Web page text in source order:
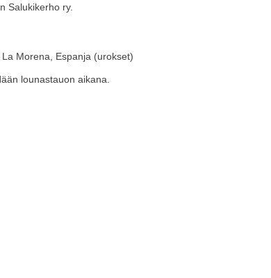
Salukikerho ry.
Morena, Espanja (urokset)
lounastauon aikana.